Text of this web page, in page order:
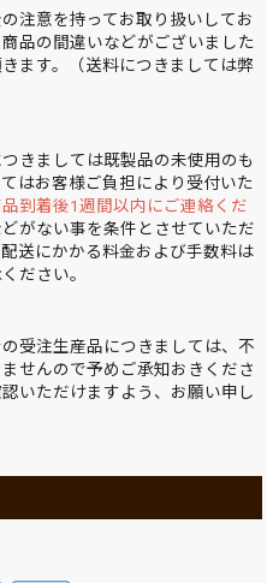
注意を持ってお取り扱いしてお
品の間違いなどがございました
ます。（送料につきましては弊
きましては既製品の未使用のも
はお客様ご負担により受付いた
品到着後1週間以内にご連絡くだ
がない事を条件とさせていただ
送にかかる料金および手数料は
ださい。
受注生産品につきましては、不
せんので予めご承知おきくださ
いただけますよう、お願い申し